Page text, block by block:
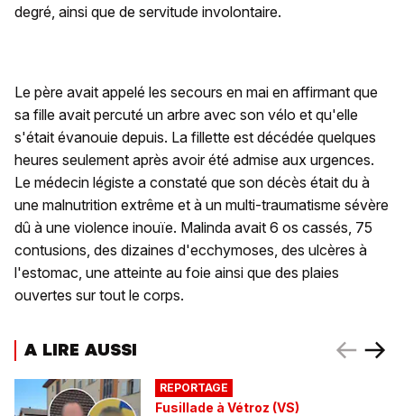
degré, ainsi que de servitude involontaire.
Le père avait appelé les secours en mai en affirmant que
sa fille avait percuté un arbre avec son vélo et qu'elle
s'était évanouie depuis. La fillette est décédée quelques
heures seulement après avoir été admise aux urgences.
Le médecin légiste a constaté que son décès était du à
une malnutrition extrême et à un multi-traumatisme sévère
dû à une violence inouïe. Malinda avait 6 os cassés, 75
contusions, des dizaines d'ecchymoses, des ulcères à
l'estomac, une atteinte au foie ainsi que des plaies
ouvertes sur tout le corps.
A LIRE AUSSI
REPORTAGE
Fusillade à Vétroz (VS)